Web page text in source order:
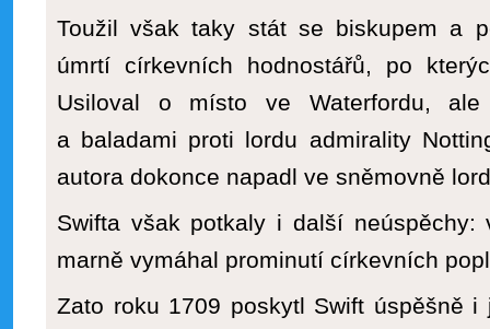
Toužil však taky stát se biskupem a
úmrtí církevních hodnostářů, po
Usiloval o místo ve Waterfordu,
a baladami proti lordu admirality
autora dokonce napadl ve sněmovně
Swifta však potkaly i další neúspěchy:
marně vymáhal prominutí církevních
Zato roku 1709 poskytl Swift úspěšně